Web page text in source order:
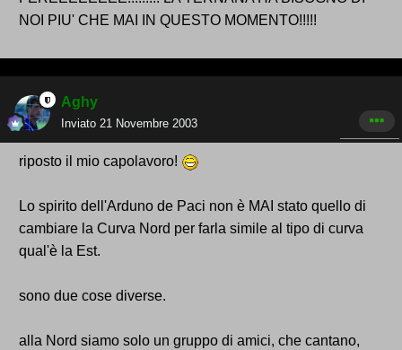
NOI PIU' CHE MAI IN QUESTO MOMENTO!!!!!
Aghy
Inviato 21 Novembre 2003
riposto il mio capolavoro!
Lo spirito dell'Arduno de Paci non è MAI stato quello di
cambiare la Curva Nord per farla simile al tipo di curva
qual'è la Est.
sono due cose diverse.
alla Nord siamo solo un gruppo di amici, che cantano,